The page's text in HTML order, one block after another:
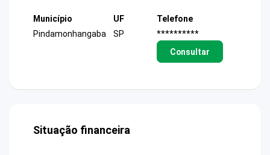
Município
Pindamonhangaba
UF
SP
Telefone
**********
Consultar
Situação financeira